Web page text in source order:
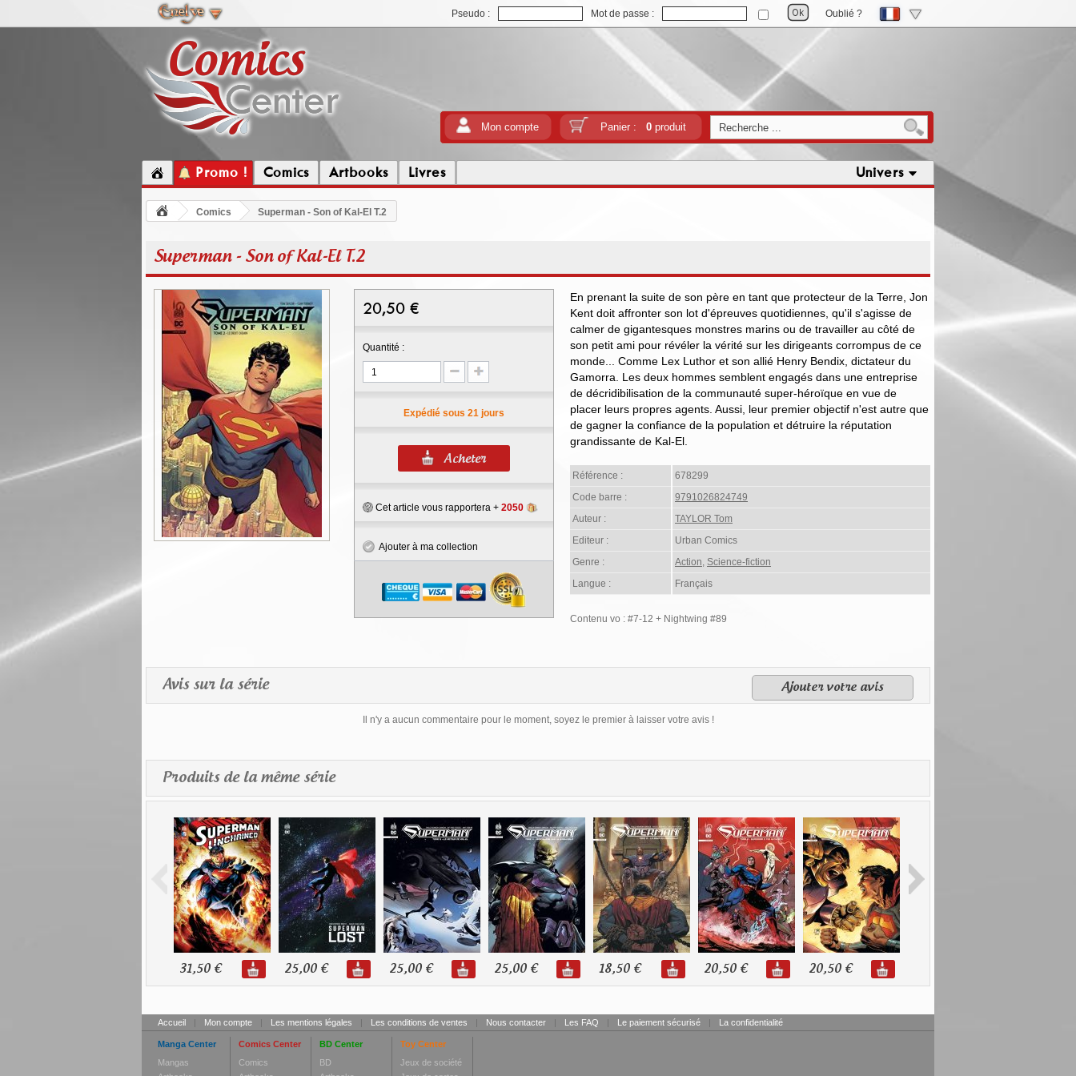
Pseudo : Mot de passe : Oublié ?
Mon compte Panier : 0produit
Promo ! Comics Artbooks Livres Univers
Comics Superman - Son of Kal-El T.2
Superman - Son of Kal-El T.2
20,50 €
Quantité :
Expédié sous 21 jours
Cet article vous rapportera + 2050
Ajouter à ma collection
En prenant la suite de son père en tant que protecteur de la Terre, Jon
Kent doit affronter son lot d'épreuves quotidiennes, qu'il s'agisse de
calmer de gigantesques monstres marins ou de travailler au côté de
son petit ami pour révéler la vérité sur les dirigeants corrompus de ce
monde... Comme Lex Luthor et son allié Henry Bendix, dictateur du
Gamorra. Les deux hommes semblent engagés dans une entreprise
de décridibilisation de la communauté super-héroïque en vue de
placer leurs propres agents. Aussi, leur premier objectif n'est autre que
de gagner la confiance de la population et détruire la réputation
grandissante de Kal-El.
Référence :
678299
Code barre :
9791026824749
Auteur :
TAYLOR Tom
Editeur :
Urban Comics
Genre :
Action, Science-fiction
Langue :
Français
Contenu vo : #7-12 + Nightwing #89
Avis sur la série Ajouter votre avis
Il n'y a aucun commentaire pour le moment, soyez le premier à laisser votre avis !
Produits de la même série
31,50 € 25,00 € 25,00 € 25,00 € 18,50 € 20,50 € 20,50 €
Accueil | Mon compte | Les mentions légales | Les conditions de ventes | Nous contacter | Les FAQ | Le paiement sécurisé | La confidentialité
Manga Center
Mangas
Comics Center
Comics
BD Center
BD
Toy Center
Jeux de société